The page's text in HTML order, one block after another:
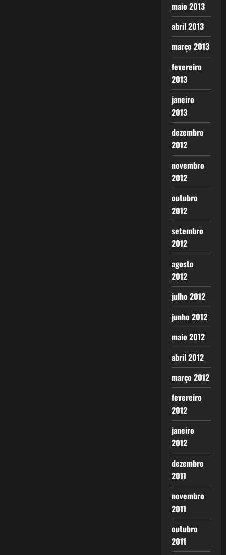
maio 2013
abril 2013
março 2013
fevereiro
2013
janeiro
2013
dezembro
2012
novembro
2012
outubro
2012
setembro
2012
agosto
2012
julho 2012
junho 2012
maio 2012
abril 2012
março 2012
fevereiro
2012
janeiro
2012
dezembro
2011
novembro
2011
outubro
2011